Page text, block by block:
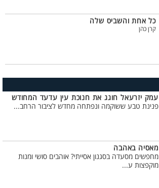
כל אחת והשביס שלה
קרן כהן
עמק יזרעאל חוגג את חנוכת עין עדעד המחודש
פנינת טבע ששוקמה ונפתחה מחדש לציבור הרחב...
מאסיה באהבה
מחפשים מסעדה בסגנון אסייתי? אוהבים סושי ומנות
מוקפצות ע...